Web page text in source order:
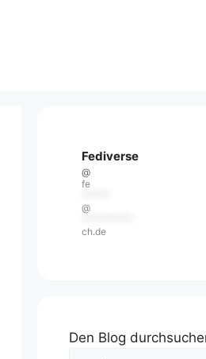
Fediverse
@
fe
@
ch.de
Den Blog